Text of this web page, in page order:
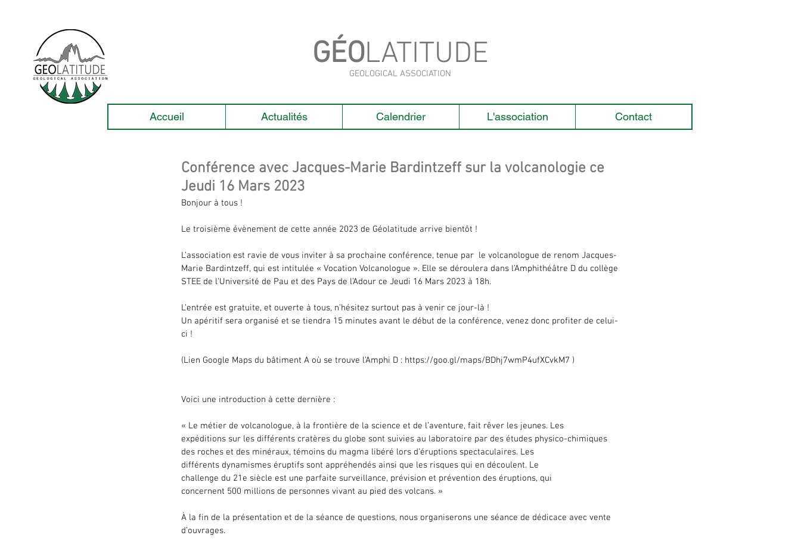
GÉOLATITUDE
GEOLOGICAL ASSOCIATION
Accueil Actualités Calendrier L'association Contact
Conférence avec Jacques-Marie Bardintzeff sur la volcanologie ce
Jeudi 16 Mars 2023
Bonjour à tous !
Le troisième évènement de cette année 2023 de Géolatitude arrive bientôt !
L’association est ravie de vous inviter à sa prochaine conférence, tenue par  le volcanologue de renom Jacques-
Marie Bardintzeff, qui est intitulée « Vocation Volcanologue ». Elle se déroulera dans l’Amphithéâtre D du collège
STEE de l’Université de Pau et des Pays de l’Adour ce Jeudi 16 Mars 2023 à 18h.
L’entrée est gratuite, et ouverte à tous, n’hésitez surtout pas à venir ce jour-là !
Un apéritif sera organisé et se tiendra 15 minutes avant le début de la conférence, venez donc profiter de celui-
ci !
(Lien Google Maps du bâtiment A où se trouve l’Amphi D : https://goo.gl/maps/BDhj7wmP4ufXCvkM7 )
Voici une introduction à cette dernière :
« Le métier de volcanologue, à la frontière de la science et de l’aventure, fait rêver les jeunes. Les
expéditions sur les différents cratères du globe sont suivies au laboratoire par des études physico-chimiques
des roches et des minéraux, témoins du magma libéré lors d’éruptions spectaculaires. Les
différents dynamismes éruptifs sont appréhendés ainsi que les risques qui en découlent. Le
challenge du 21e siècle est une parfaite surveillance, prévision et prévention des éruptions, qui
concernent 500 millions de personnes vivant au pied des volcans. »
À la fin de la présentation et de la séance de questions, nous organiserons une séance de dédicace avec vente
d’ouvrages.